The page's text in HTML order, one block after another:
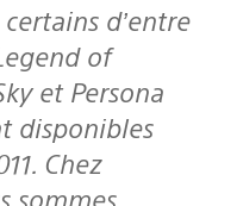
of
et Persona
disponibles
Chez
sommes